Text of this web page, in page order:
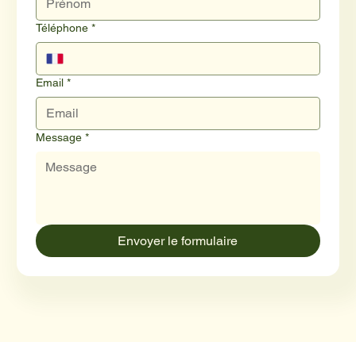
Téléphone *
Email *
Message *
Envoyer le formulaire